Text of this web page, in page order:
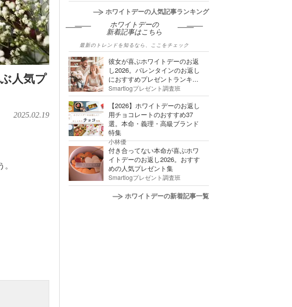
人気プ
2025.02.19
ホワイトデーの人気記事ランキング
ホワイトデーの
新着記事はこちら
最新のトレンドを知るなら、ここをチェック
彼女が喜ぶホワイトデーのお返
し2026。バレンタインのお返し
におすすめプレゼントランキ...
Smartlogプレゼント調査班
【2026】ホワイトデーのお返し
用チョコレートのおすすめ37
選。本命・義理・高級ブランド
特集
小林優
付き合ってない本命が喜ぶホワ
イトデーのお返し2026。おすす
めの人気プレゼント集
Smartlogプレゼント調査班
ホワイトデーの新着記事一覧